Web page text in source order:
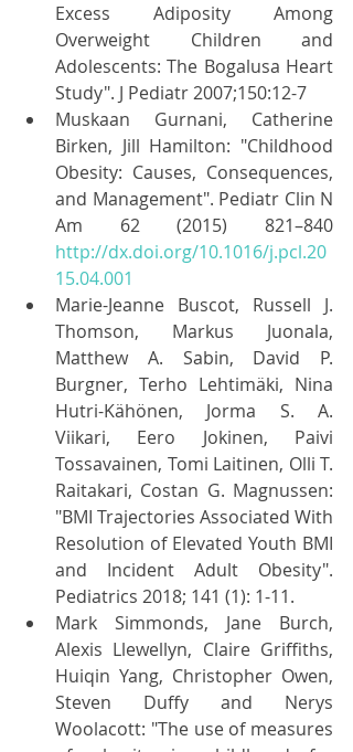
Excess Adiposity Among
Overweight Children and
Adolescents: The Bogalusa Heart
Study". J Pediatr 2007;150:12-7
Muskaan Gurnani, Catherine
Birken, Jill Hamilton: "Childhood
Obesity: Causes, Consequences,
and Management". Pediatr Clin N
http://dx.doi.org/10.1016/j.pcl.20
15.04.001
Marie-Jeanne Buscot, Russell J.
Thomson, Markus Juonala,
Matthew A. Sabin, David P.
Burgner, Terho Lehtimäki, Nina
Hutri-Kähönen, Jorma S. A.
Viikari, Eero Jokinen, Paivi
Tossavainen, Tomi Laitinen, Olli T.
Raitakari, Costan G. Magnussen:
"BMI Trajectories Associated With
Resolution of Elevated Youth BMI
and Incident Adult Obesity".
Pediatrics 2018; 141 (1): 1-11.
Mark Simmonds, Jane Burch,
Alexis Llewellyn, Claire Griffiths,
Huiqin Yang, Christopher Owen,
Steven Duffy and Nerys
Woolacott: "The use of measures